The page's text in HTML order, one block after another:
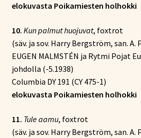
elokuvasta Poikamiesten holhokki
10. Kun palmut huojuvat, foxtrot
(säv. ja sov. Harry Bergström, san. A.
EUGEN MALMSTÉN ja Rytmi Pojat
johdolla (-5.1938)
Columbia DY 191 (CY 475-1)
elokuvasta Poikamiesten holhokki
11. Tule aamu, foxtrot
(säv. ja sov. Harry Bergström, san. A.